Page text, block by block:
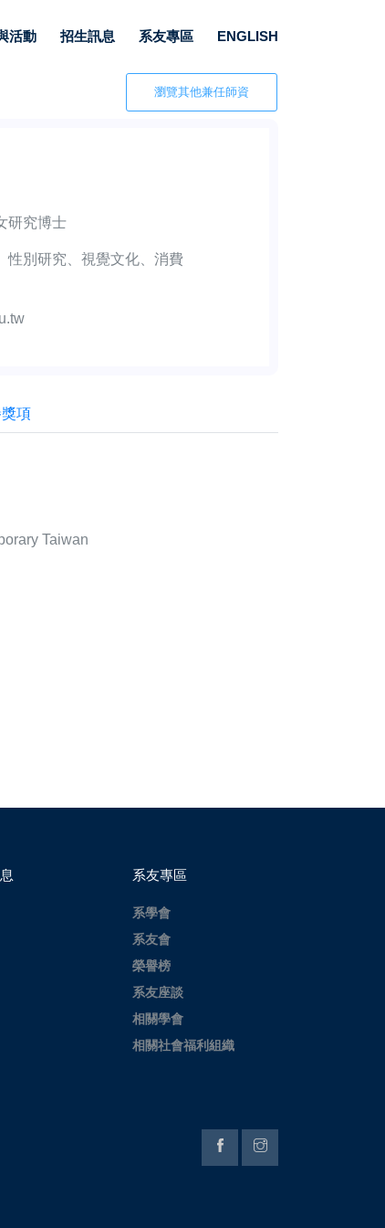
活動 招生訊息 系友專區 ENGLISH
瀏覽其他兼任師資
研究博士
性別研究、視覺文化、消費
項
Taiwan
系友專區
系學會
系友會
榮譽榜
系友座談
相關學會
相關社會福利組織